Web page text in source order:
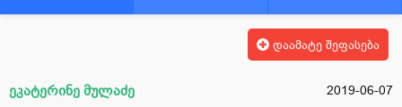
დაამატე შეფასება
ეკატერინე მულაძე
2019-06-07